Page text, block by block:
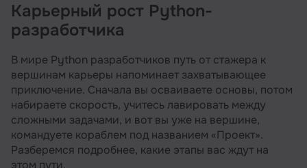
Карьерный рост Python-
разработчика
В мире Python разработчиков путь от стажера к
вершинам карьеры напоминает захватывающее
приключение. Сначала вы осваиваете основы, потом
набираете скорость, учитесь лавировать между
сложными задачами, и вот вы уже на вершине,
командуете кораблем под названием «Проект».
Разберемся подробнее, какие этапы вас ждут на
этом пути.